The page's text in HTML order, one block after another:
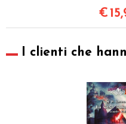
€
I clienti che